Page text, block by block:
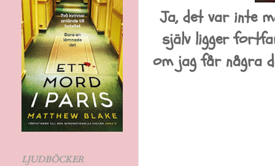
Ja, det var inte
själv ligger
om jag får några
LJUDBÖCKER